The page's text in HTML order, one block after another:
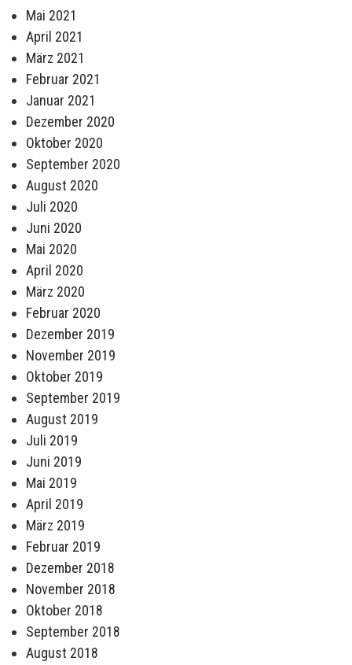
Mai 2021
April 2021
März 2021
Februar 2021
Januar 2021
Dezember 2020
Oktober 2020
September 2020
August 2020
Juli 2020
Juni 2020
Mai 2020
April 2020
März 2020
Februar 2020
Dezember 2019
November 2019
Oktober 2019
September 2019
August 2019
Juli 2019
Juni 2019
Mai 2019
April 2019
März 2019
Februar 2019
Dezember 2018
November 2018
Oktober 2018
September 2018
August 2018